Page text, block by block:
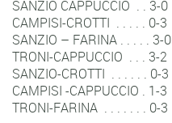
SANZIO CAPPUCCIO . . 3-0
CAMPISI-CROTTI . . . . . 0-3
SANZIO – FARINA . . . . . 3-0
TRONI-CAPPUCCIO . . . 3-2
SANZIO-CROTTI . . . . . . 0-3
CAMPISI -CAPPUCCIO . 1-3
TRONI-FARINA . . . . . . . 0-3